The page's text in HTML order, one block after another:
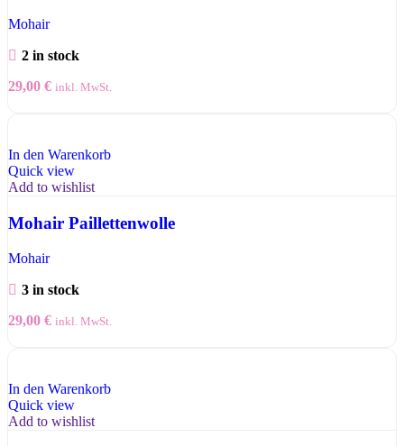
Mohair
2 in stock
29,00 € inkl. MwSt.
In den Warenkorb
Quick view
Add to wishlist
Mohair Paillettenwolle
Mohair
3 in stock
29,00 € inkl. MwSt.
In den Warenkorb
Quick view
Add to wishlist